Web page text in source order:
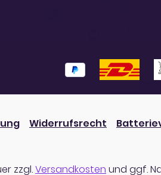
Widerrufsrecht
zzgl.Versandkosten und ggf.